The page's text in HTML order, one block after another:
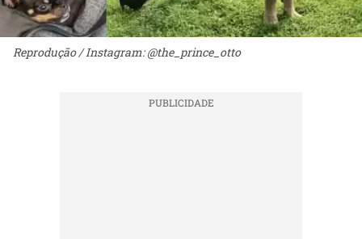
Reprodução / Instagram: @the_prince_otto